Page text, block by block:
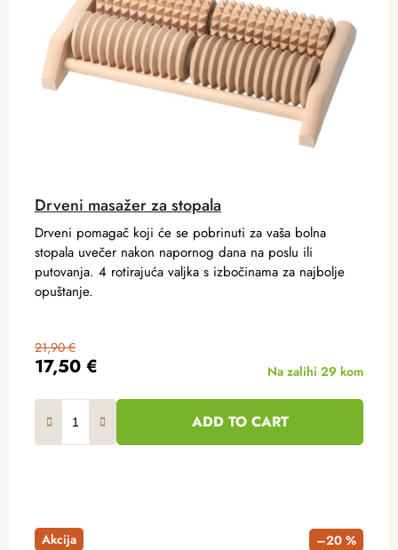
Drveni masažer za stopala
17,50 €
21,90 €
Na zalihi 29 kom
ADD TO CART
Drveni pomagač koji će se pobrinuti za vaša bolna
stopala uvečer nakon napornog dana na poslu ili
putovanja. 4 rotirajuća valjka s izbočinama za najbolje
opuštanje.
Akcija –20 %